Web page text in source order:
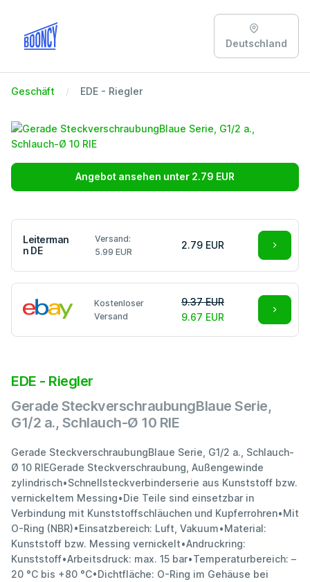
Deutschland
Geschäft EDE - Riegler
Angebot ansehen unter 2.79 EUR
Leiterman
n DE
Versand:
5.99 EUR
2.79 EUR
Kostenloser
Versand
9.37 EUR
9.67 EUR
EDE - Riegler
Gerade SteckverschraubungBlaue Serie,
G1/2 a., Schlauch-Ø 10 RIE
Gerade SteckverschraubungBlaue Serie, G1/2 a., Schlauch-
Ø 10 RIEGerade Steckverschraubung, Außengewinde
zylindrisch•Schnellsteckverbinderserie aus Kunststoff bzw.
vernickeltem Messing•Die Teile sind einsetzbar in
Verbindung mit Kunststoffschläuchen und Kupferrohren•Mit
O-Ring (NBR)•Einsatzbereich: Luft, Vakuum•Material:
Kunststoff bzw. Messing vernickelt•Andruckring:
Kunststoff•Arbeitsdruck: max. 15 bar•Temperaturbereich: –
20 °C bis +80 °C•Dichtfläche: O-Ring im Gehäuse bei